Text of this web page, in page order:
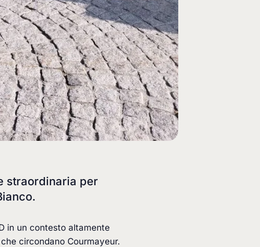
straordinaria per
in un contesto altamente
circondano Courmayeur.